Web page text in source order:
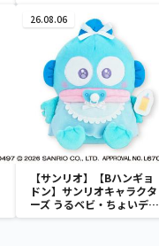
26.08.06
【サンリオ】【Bハンギョ
ドン】サンリオキャラクタ
ーズ うるベビ・ちょいデカ
ドール